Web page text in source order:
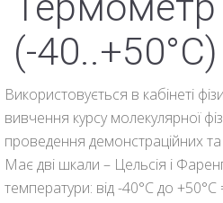
(-40..+50°С)
Використовується в кабінеті
вивчення курсу молекулярної
проведення демонстраційних
Має дві шкали – Цельсія і
температури: від -40°С до +50°С